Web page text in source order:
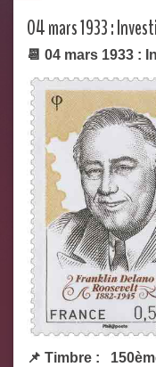
04 mars 1933 :
📆 04 mars 1933 :
📌 Timbre :